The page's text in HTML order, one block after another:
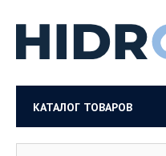
КАТАЛОГ ТОВАРОВ